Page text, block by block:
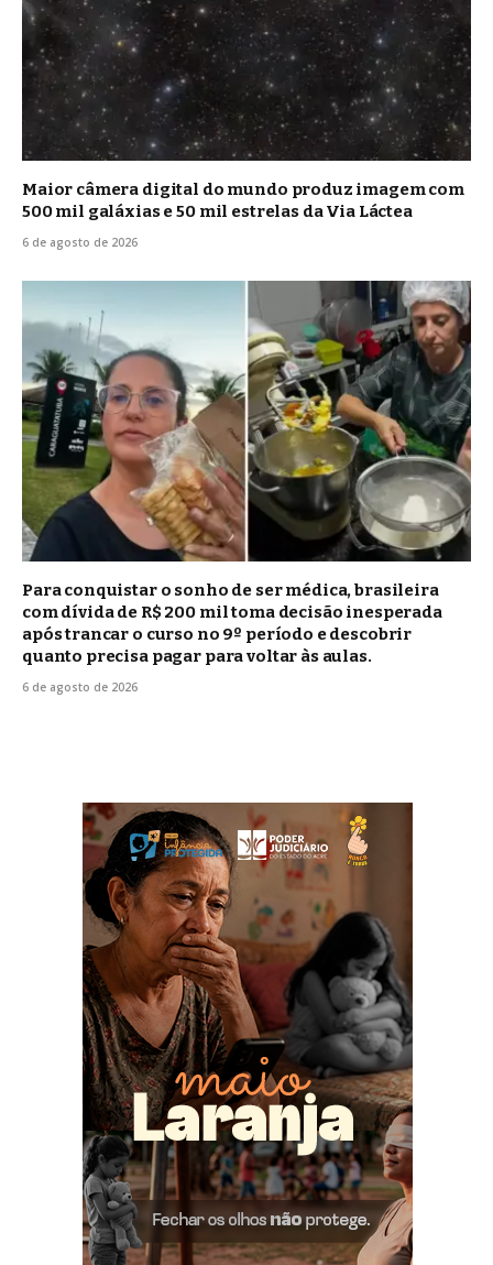
Maior câmera digital do mundo produz imagem com
500 mil galáxias e 50 mil estrelas da Via Láctea
6 de agosto de 2026
Para conquistar o sonho de ser médica, brasileira
com dívida de R$ 200 mil toma decisão inesperada
após trancar o curso no 9º período e descobrir
quanto precisa pagar para voltar às aulas.
6 de agosto de 2026